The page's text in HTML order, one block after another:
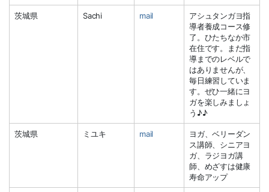
茨城県 Sachi mail
アシュタンガヨ指
導者養成コース修
了。ひたちなか市
在住です。まだ指
導までのレベルで
はありませんが、
毎日練習していま
す。ぜひ一緒にヨ
ガを楽しみましょ
う♪♪
茨城県 ミユキ mail
ヨガ、ベリーダン
ス講師、シニアヨ
ガ、ラジヨガ講
師、めざすは健康
寿命アップ